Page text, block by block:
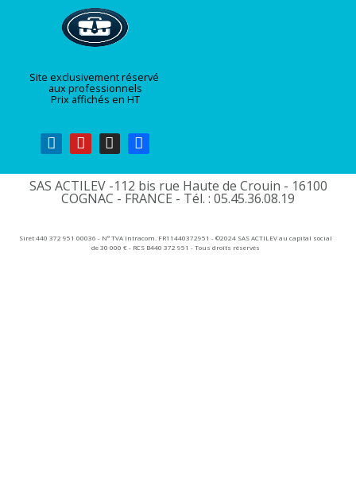
Site exclusivement réservé
aux professionnels
Prix affichés en HT
SAS ACTILEV -112 bis rue Haute de Crouin - 16100
COGNAC - FRANCE - Tél. : 05.45.36.08.19​
Siret 440 372 951 00036 - N° TVA Intracom. FR11440372951 - ©2024 SAS ACTILEV au capital social
de 30 000 € - RCS B440 372 951 - Tous droits réservés​​